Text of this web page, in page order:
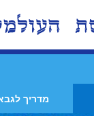
מדריך